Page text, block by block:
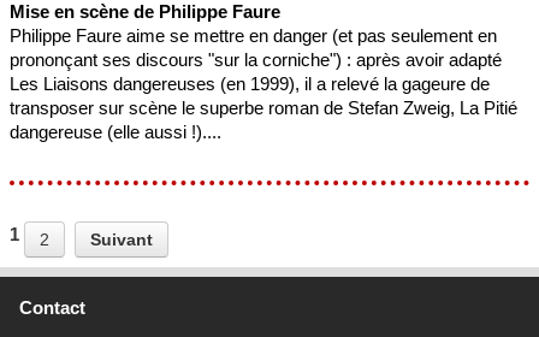
Mise en scène de Philippe Faure
Philippe Faure aime se mettre en danger (et pas seulement en
prononçant ses discours "sur la corniche") : après avoir adapté
Les Liaisons dangereuses (en 1999), il a relevé la gageure de
transposer sur scène le superbe roman de Stefan Zweig, La Pitié
dangereuse (elle aussi !)....
1 2 Suivant
Contact